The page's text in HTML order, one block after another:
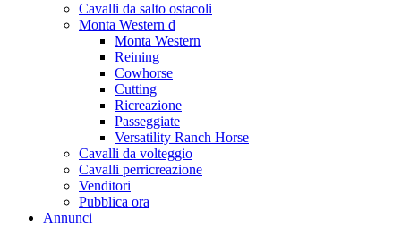
Cavalli da salto ostacoli
Monta Western d
Monta Western
Reining
Cowhorse
Cutting
Ricreazione
Passeggiate
Versatility Ranch Horse
Cavalli da volteggio
Cavalli perricreazione
Venditori
Pubblica ora
Annunci